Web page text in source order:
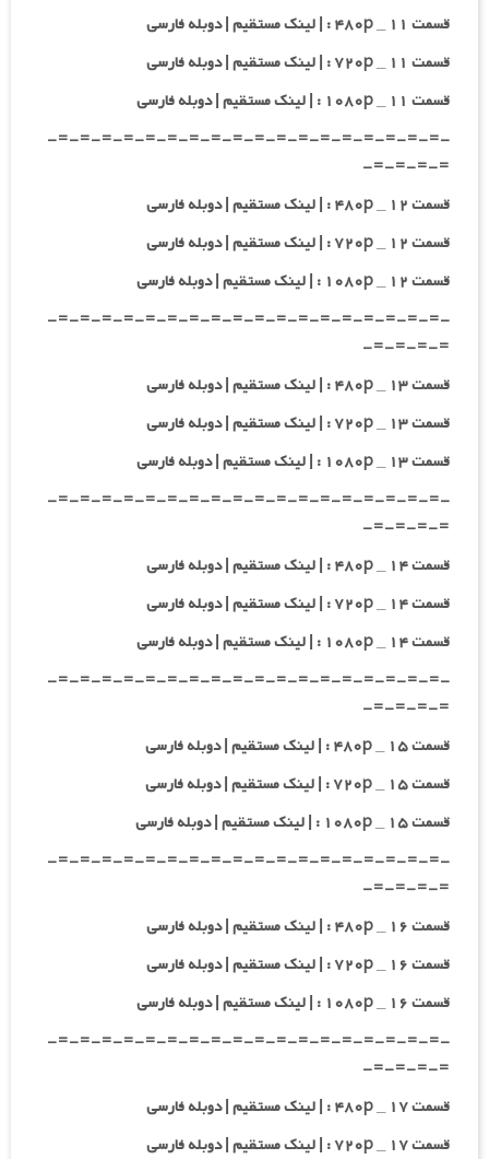
قسمت ۱۱ _ ۴۸۰p : | لینک مستقیم | دوبله فارسی
قسمت ۱۱ _ ۷۲۰p : | لینک مستقیم | دوبله فارسی
قسمت ۱۱ _ ۱۰۸۰p : | لینک مستقیم | دوبله فارسی
-=-=-=-=-=-=-=-=-=-=-=-=-=-=-=-=-=-=-
=-=-=-=-
قسمت ۱۲ _ ۴۸۰p : | لینک مستقیم | دوبله فارسی
قسمت ۱۲ _ ۷۲۰p : | لینک مستقیم | دوبله فارسی
قسمت ۱۲ _ ۱۰۸۰p : | لینک مستقیم | دوبله فارسی
-=-=-=-=-=-=-=-=-=-=-=-=-=-=-=-=-=-=-
=-=-=-=-
قسمت ۱۳ _ ۴۸۰p : | لینک مستقیم | دوبله فارسی
قسمت ۱۳ _ ۷۲۰p : | لینک مستقیم | دوبله فارسی
قسمت ۱۳ _ ۱۰۸۰p : | لینک مستقیم | دوبله فارسی
-=-=-=-=-=-=-=-=-=-=-=-=-=-=-=-=-=-=-
=-=-=-=-
قسمت ۱۴ _ ۴۸۰p : | لینک مستقیم | دوبله فارسی
قسمت ۱۴ _ ۷۲۰p : | لینک مستقیم | دوبله فارسی
قسمت ۱۴ _ ۱۰۸۰p : | لینک مستقیم | دوبله فارسی
-=-=-=-=-=-=-=-=-=-=-=-=-=-=-=-=-=-=-
=-=-=-=-
قسمت ۱۵ _ ۴۸۰p : | لینک مستقیم | دوبله فارسی
قسمت ۱۵ _ ۷۲۰p : | لینک مستقیم | دوبله فارسی
قسمت ۱۵ _ ۱۰۸۰p : | لینک مستقیم | دوبله فارسی
-=-=-=-=-=-=-=-=-=-=-=-=-=-=-=-=-=-=-
=-=-=-=-
قسمت ۱۶ _ ۴۸۰p : | لینک مستقیم | دوبله فارسی
قسمت ۱۶ _ ۷۲۰p : | لینک مستقیم | دوبله فارسی
قسمت ۱۶ _ ۱۰۸۰p : | لینک مستقیم | دوبله فارسی
-=-=-=-=-=-=-=-=-=-=-=-=-=-=-=-=-=-=-
=-=-=-=-
قسمت ۱۷ _ ۴۸۰p : | لینک مستقیم | دوبله فارسی
قسمت ۱۷ _ ۷۲۰p : | لینک مستقیم | دوبله فارسی